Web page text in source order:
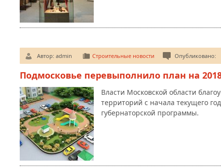
Автор: admin Строительные новости Опубликовано:
Подмосковье перевыполнило план на
Власти Московской области
территорий с начала текущего
губернаторской программы.